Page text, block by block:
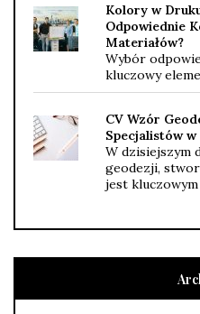
Kolory w
Odpowiednie
Materiałów?
Wybór
kluczowy
CV Wzór
Specjalistów
W dzisiejszym
geodezji,
jest